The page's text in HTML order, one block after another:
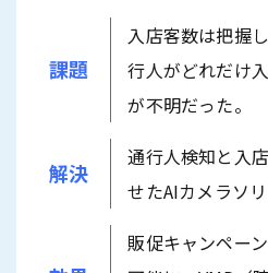
課題
入店客数は把握
行人がどれだけ
が不明だった。
解決
通行人検知と入
せたAIカメラソ
販促キャンペー